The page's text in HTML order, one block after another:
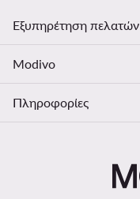
Εξυπηρέτηση πελατών
Modivo
Πληροφορίες